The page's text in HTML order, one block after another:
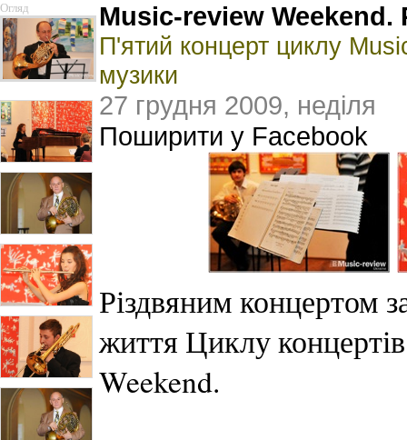
Огляд Music-review Weekend.
П'ятий концерт циклу
музики
27 грудня 2009, неділя
Поширити у Facebook
Різдвяним концертом
життя Циклу
Weekend.